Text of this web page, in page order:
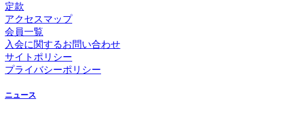
定款
アクセスマップ
会員一覧
入会に関するお問い合わせ
サイトポリシー
プライバシーポリシー
ニュース